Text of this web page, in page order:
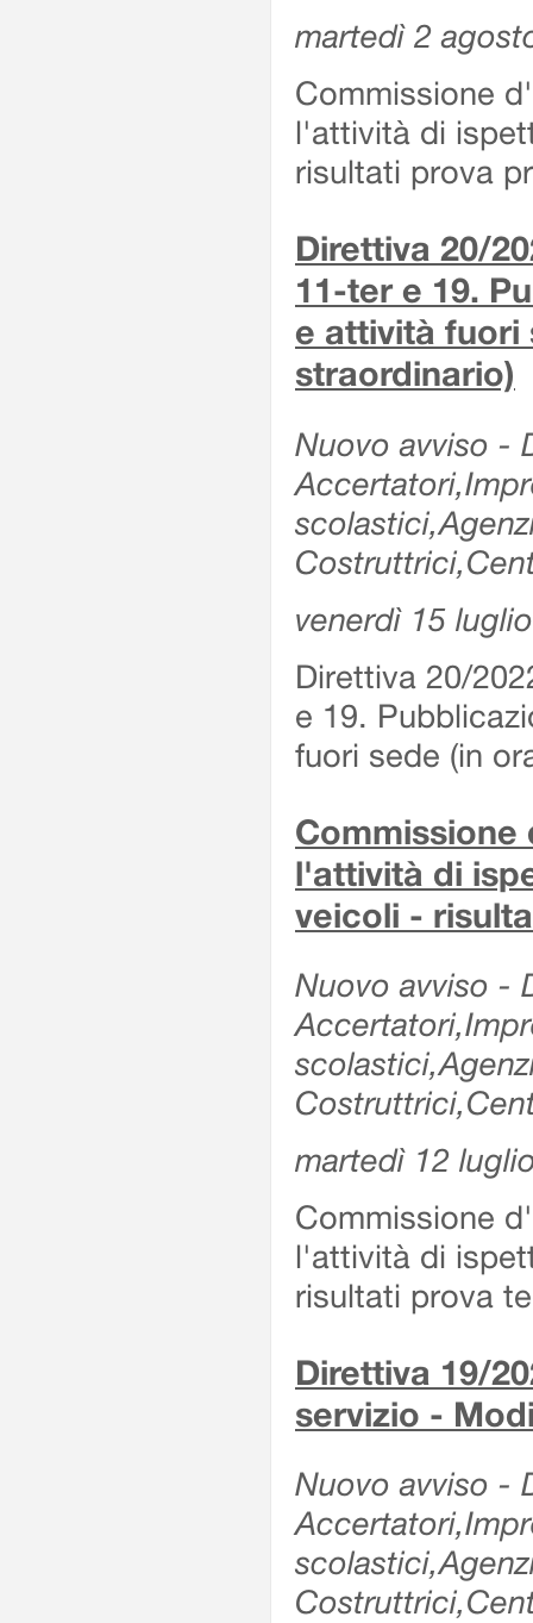
martedì 2
Commissione
l'attività di
risultati prova
Direttiva 20/
11-ter e 19.
e attività fuori
straordinario)
Nuovo avviso -
venerdì 15
Direttiva 20/
e 19.
fuori sede (in
l'attività di
veicoli -
Nuovo avviso -
martedì 12
Commissione
l'attività di
risultati prova
Direttiva 19/
servizio -
Nuovo avviso -